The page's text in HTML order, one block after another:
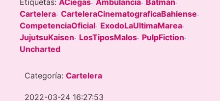
- - -
Cartelera- CarteleraCinematograficaBahiense-
CompetenciaOficial- ExodoLaUltimaMarea-
JujutsuKaisen- LosTiposMalos- PulpFiction-
Uncharted
Categoría: Cartelera
2022-03-24 16:27:53